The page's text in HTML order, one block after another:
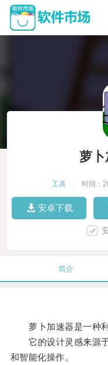
萝卜
工具 时间：
安卓下载
简介
萝卜加速器是一种利
它的设计灵感来源于
和智能化操作。